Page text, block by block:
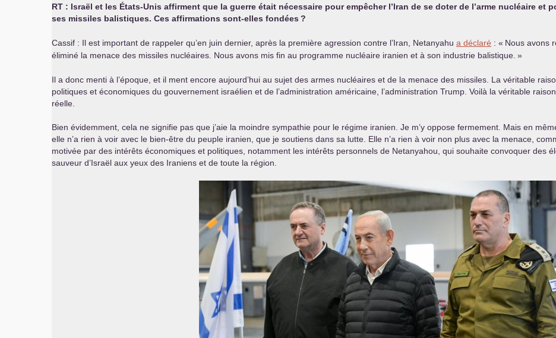
RT : Israël et les États-Unis affirment que la guerre était nécessaire pour empêcher l’Iran de se doter de l’arme nucléaire et
ses missiles balistiques. Ces affirmations sont-elles fondées ?
Cassif : Il est important de rappeler qu’en juin dernier, après la première agression contre l’Iran, Netanyahu a déclaré : « Nous avons
éliminé la menace des missiles nucléaires. Nous avons mis fin au programme nucléaire iranien et à son industrie balistique. »
Il a donc menti à l’époque, et il ment encore aujourd’hui au sujet des armes nucléaires et de la menace des missiles. La véritable
politiques et économiques du gouvernement israélien et de l’administration américaine, l’administration Trump. Voilà la véritable
réelle.
Bien évidemment, cela ne signifie pas que j’aie la moindre sympathie pour le régime iranien. Je m’y oppose fermement. Mais en
elle n’a rien à voir avec le bien-être du peuple iranien, que je soutiens dans sa lutte. Elle n’a rien à voir non plus avec la menace,
motivée par des intérêts économiques et politiques, notamment les intérêts personnels de Netanyahou, qui souhaite convoquer des
sauveur d’Israël aux yeux des Iraniens et de toute la région.